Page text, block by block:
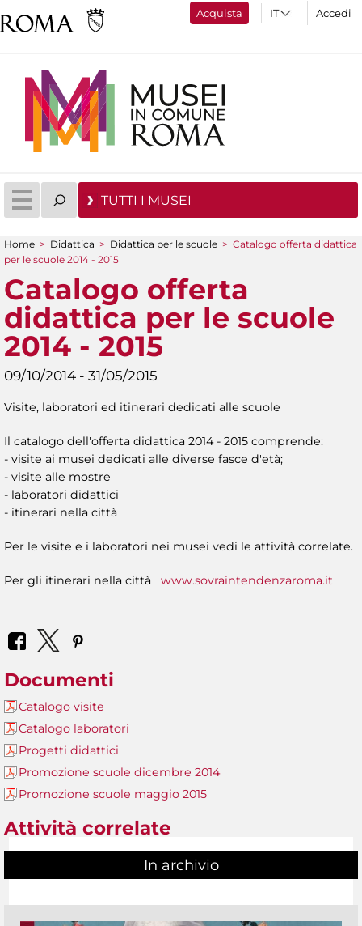
Acquista Accedi
TUTTI I MUSEI
Tu sei qui
Home > Didattica > Didattica per le scuole > Catalogo offerta didattica
per le scuole 2014 - 2015
Catalogo offerta
didattica per le scuole
2014 - 2015
09/10/2014 - 31/05/2015
Visite, laboratori ed itinerari dedicati alle scuole
Il catalogo dell'offerta didattica 2014 - 2015 comprende:
- visite ai musei dedicati alle diverse fasce d'età;
- visite alle mostre
- laboratori didattici
- itinerari nella città
Per le visite e i laboratori nei musei vedi le attività correlate.
Per gli itinerari nella città www.sovraintendenzaroma.it
Documenti
Catalogo visite
Catalogo laboratori
Progetti didattici
Promozione scuole dicembre 2014
Promozione scuole maggio 2015
Attività correlate
In archivio